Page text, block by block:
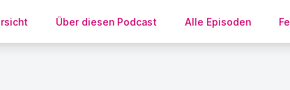
Über diesen Podcast Alle Episoden